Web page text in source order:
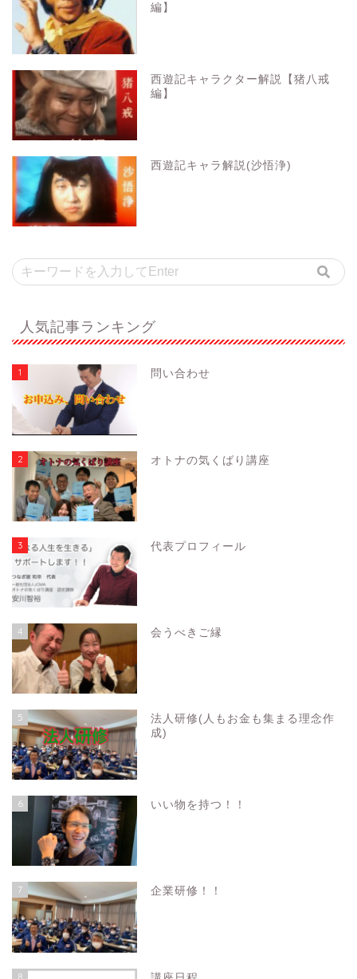
編】
西遊記キャラクター解説【猪八戒
編】
西遊記キャラ解説(沙悟浄)
人気記事ランキング
1 問い合わせ
2 オトナの気くばり講座
3 代表プロフィール
4 会うべきご縁
5
法人研修(人もお金も集まる理念作
成)
6 いい物を持つ！！
7 企業研修！！
8